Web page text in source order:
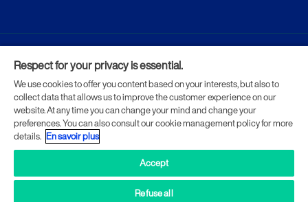
CGV
Mentions légales
Données personnelles
Respect for your privacy is essential.
We use cookies to offer you content based on your interests, but also to
collect data that allows us to improve the customer experience on our
website. At any time you can change your mind and change your
preferences. You can also consult our cookie management policy for more
details. En savoir plus
Accept
Refuse all